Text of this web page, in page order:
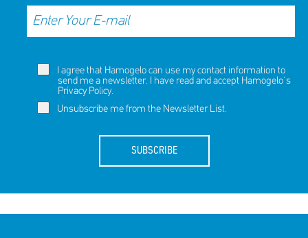
I agree that Hamogelo can use my contact information to
send me a newsletter. I have read and accept Hamogelo's
Privacy Policy.
Unsubscribe me from the Newsletter List.
SUBSCRIBE